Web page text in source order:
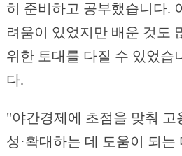
히 준비하고 공부했습니다.
려움이 있었지만 배운 것도
위한 토대를 다질 수 있었습
다.
"야간경제에 초점을 맞춰 고
성·확대하는 데 도움이 되는